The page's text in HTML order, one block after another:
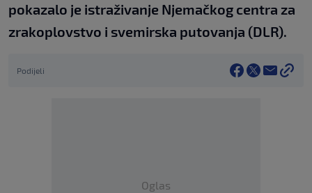
pokazalo je istraživanje Njemačkog centra za
zrakoplovstvo i svemirska putovanja (DLR).
Podijeli
Oglas